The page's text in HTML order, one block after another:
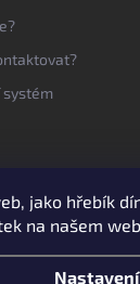
jako hřebík
na našem
Nastavení